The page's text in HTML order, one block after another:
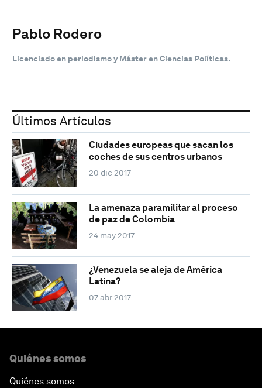
Pablo Rodero
Licenciado en periodismo y Máster en Ciencias Políticas.
Últimos Artículos
Ciudades europeas que sacan los
coches de sus centros urbanos
20 dic 2017
La amenaza paramilitar al proceso
de paz de Colombia
24 may 2017
¿Venezuela se aleja de América
Latina?
07 abr 2017
Quiénes somos
Quiénes somos